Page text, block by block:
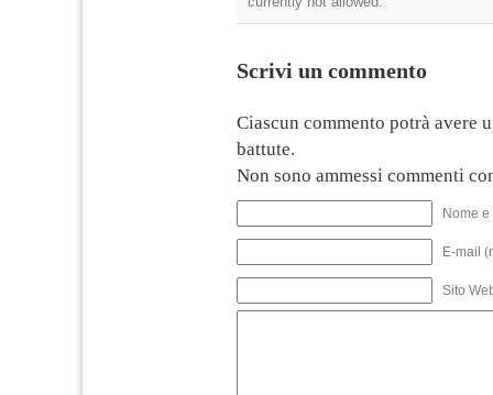
Scrivi un commento
Ciascun commento potrà avere
battute.
Non sono ammessi commenti
Nome
E-mail
Sito